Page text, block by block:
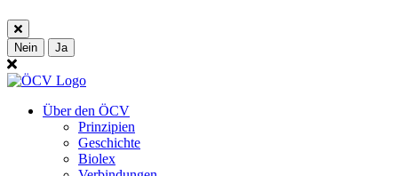
Nein Ja
Über den ÖCV
Prinzipien
Geschichte
Biolex